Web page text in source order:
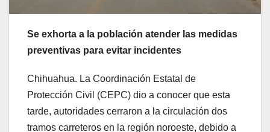
Se exhorta a la población atender las medidas
preventivas para evitar incidentes
Chihuahua. La Coordinación Estatal de
Protección Civil (CEPC) dio a conocer que esta
tarde, autoridades cerraron a la circulación dos
tramos carreteros en la región noroeste, debido a